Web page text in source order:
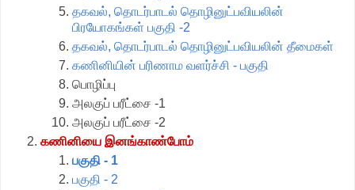
தகவல், தொடர்பாடல் தொழினுட்பவியலின்
பிரயோகங்கள் பகுதி -2
தகவல், தொடர்பாடல் தொழினுட்பவியலின் தீமைகள்
கணினியின் பரிணாம வளர்ச்சி - பகுதி
பொழிப்பு
அலகுப் பரீட்சை -1
அலகுப் பரீட்சை -2
கணினியை இனங்காண்போம்
பகுதி - 1
பகுதி - 2